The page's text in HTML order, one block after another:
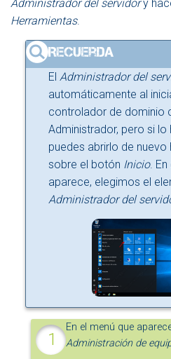
Administrador del servidory
Herramientas.
El Administrador del
automáticamente al
controlador de dominio
Administrador, pero si lo
puedes abrirlo de nuevo
sobre el botón Inicio. En
aparece, elegimos el
Administrador del
En el menú que
Administración de